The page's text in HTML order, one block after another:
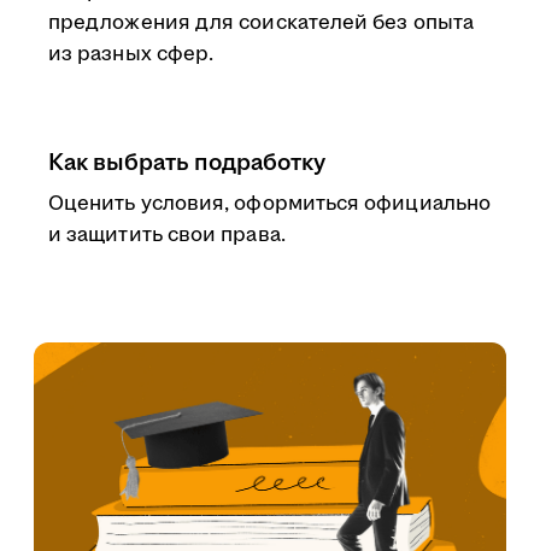
предложения для соискателей без опыта
из разных сфер.
Как выбрать подработку
Оценить условия, оформиться официально
и защитить свои права.